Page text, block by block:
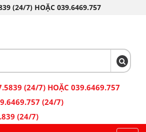
(24/7) HOẶC 039.6469.757
(24/7) HOẶC 039.6469.757
(24/7)
(24/7)